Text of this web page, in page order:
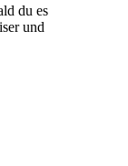
du es
und